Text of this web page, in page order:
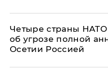
Четыре страны
об угрозе полной
Осетии Россией